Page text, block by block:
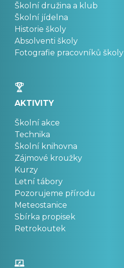
Školní družina a klub
Školní jídelna
Historie školy
Absolventi školy
Fotografie pracovníků školy
AKTIVITY
Školní akce
Technika
Školní knihovna
Zájmové kroužky
Kurzy
Letní tábory
Pozorujeme přírodu
Meteostanice
Sbírka propisek
Retrokoutek